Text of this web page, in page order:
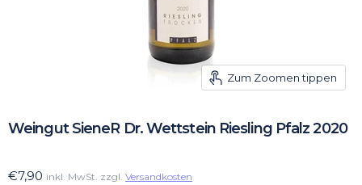
Zum Zoomen tippen
Weingut SieneR Dr. Wettstein Riesling Pfalz 2020
€7,90 inkl. MwSt. zzgl. Versandkosten